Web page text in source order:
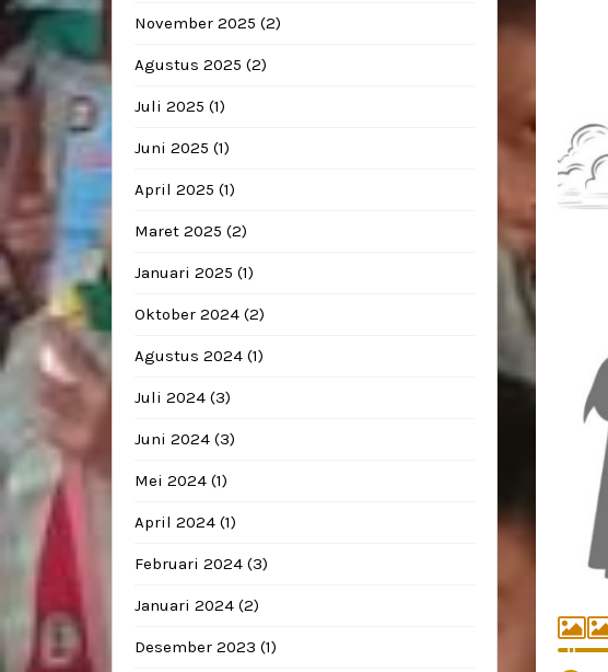
November 2025 (2)
Agustus 2025 (2)
Juli 2025 (1)
Juni 2025 (1)
April 2025 (1)
Maret 2025 (2)
Januari 2025 (1)
Oktober 2024 (2)
Agustus 2024 (1)
Juli 2024 (3)
Juni 2024 (3)
Mei 2024 (1)
April 2024 (1)
Februari 2024 (3)
Januari 2024 (2)
Desember 2023 (1)